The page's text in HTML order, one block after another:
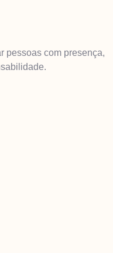
pessoas com presença,